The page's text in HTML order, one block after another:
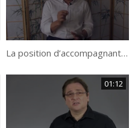
La position d’accompagnant par Frank Platzek.
01:12